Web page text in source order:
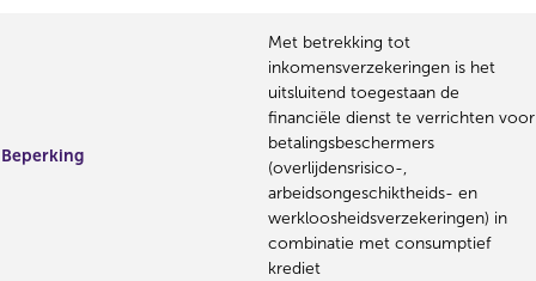
Beperking
Met betrekking tot
inkomensverzekeringen is het
uitsluitend toegestaan de
financiële dienst te verrichten voor
betalingsbeschermers
(overlijdensrisico-,
arbeidsongeschiktheids- en
werkloosheidsverzekeringen) in
combinatie met consumptief
krediet